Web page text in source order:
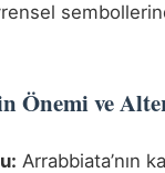
Önemi ve
Arrabbiata’nın